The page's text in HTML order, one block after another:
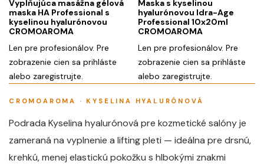
Vyplňujúca masážna gélová
maska HA Professional s
kyselinou hyalurónovou
CROMOAROMA
Len pre profesionálov. Pre
zobrazenie cien sa prihláste
alebo zaregistrujte.
Maska s kyselinou
hyalurónovou Idra-Age
Professional 10x20ml
CROMOAROMA
Len pre profesionálov. Pre
zobrazenie cien sa prihláste
alebo zaregistrujte.
CROMOAROMA · KYSELINA HYALURÓNOVÁ
Podrada Kyselina hyalurónová pre kozmetické salóny je
zameraná na vyplnenie a lifting pleti — ideálna pre drsnú,
krehkú, menej elastickú pokožku s hlbokými znakmi